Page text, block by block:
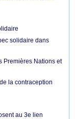
solidaire dans
Premières Nations et
la contraception
au 3e lien